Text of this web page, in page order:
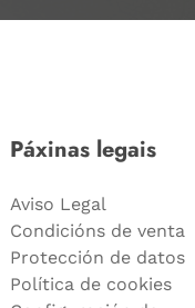
Páxinas legais
Aviso Legal
Condicións de venta
Protección de datos
Política de cookies